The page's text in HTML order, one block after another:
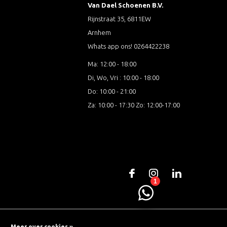
Van Dael Schoenen B.V.
Rijnstraat 35, 6811EW
Arnhem
Whats app ons! 0264422238
Ma: 12:00 - 18:00
Di, Wo, Vri : 10:00 - 18:00
Do: 10:00 - 21:00
Za: 10:00 - 17:30 Zo: 12:00-17:00